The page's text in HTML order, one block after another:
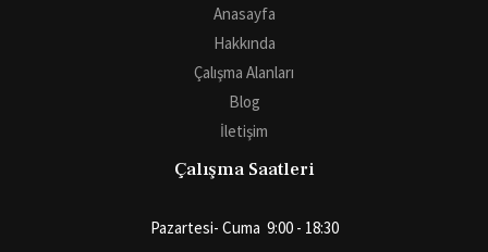
Anasayfa
Hakkında
Çalışma Alanları
Blog
İletişim
Çalışma Saatleri
Pazartesi- Cuma 9:00 - 18:30